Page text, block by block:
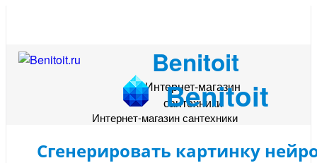
Benitoit
Интернет-магазин
сантехники
Benitoit
Интернет-магазин сантехники
Сгенерировать картинку